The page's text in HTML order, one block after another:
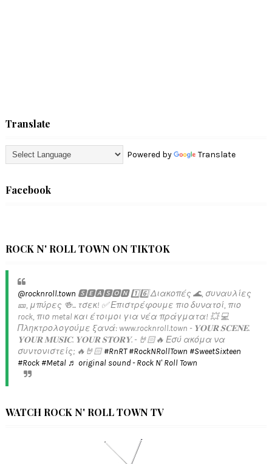
Translate
Powered by Translate
Facebook
ROCK N' ROLL TOWN ON TIKTOK
@rocknroll.town 🆂🅴🅰🆂🅾🅽 1️⃣6️⃣ Διακοπές 🌊, συναυλίες
🎫, μπύρες 🍻... τσεκ! ✅️ Επιστρέφουμε πιο δυνατοί, πιο
rock, πιο metal και έτοιμοι για νέα πράγματα! 💥 💻
Πληκτρολογούμε ξανά: www.rocknroll.town - 𝐘𝐎𝐔𝐑 𝐒𝐂𝐄𝐍𝐄.
𝐘𝐎𝐔𝐑 𝐌𝐔𝐒𝐈𝐂. 𝐘𝐎𝐔𝐑 𝐒𝐓𝐎𝐑𝐘. - 🤘🏻🔥 Εσύ ακόμα να
συντονιστείς; 🔥🤘🏻#RnRT #RockNRollTown #SweetSixteen
#Rock #Metal ♬ original sound - Rock N' Roll Town
WATCH ROCK N' ROLL TOWN TV